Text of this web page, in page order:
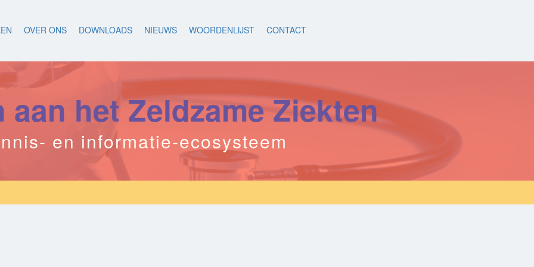
OVER ONS DOWNLOADS NIEUWS WOORDENLIJST CONTACT
aan het Zeldzame Ziekten
en informatie-ecosysteem